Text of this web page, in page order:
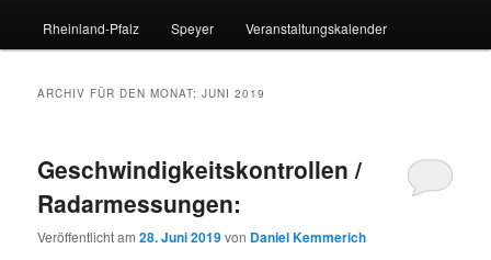
Rheinland-Pfalz Speyer Veranstaltungskalender
ARCHIV FÜR DEN MONAT:JUNI 2019
Geschwindigkeitskontrollen /
Radarmessungen:
Veröffentlicht am28. Juni 2019von Daniel Kemmerich